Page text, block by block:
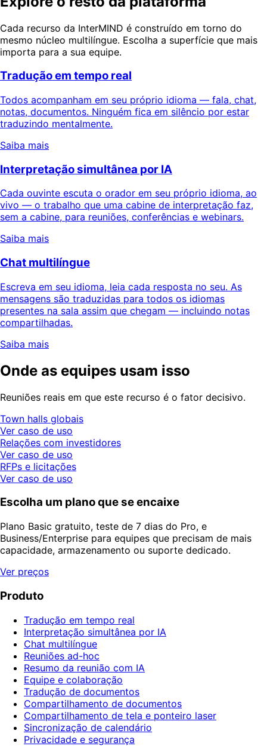
Cada recurso da InterMIND é construído em torno do
mesmo núcleo multilíngue. Escolha a superfície que mais
importa para a sua equipe.
Tradução em tempo real
Todos acompanham em seu próprio idioma — fala, chat,
notas, documentos. Ninguém fica em silêncio por estar
traduzindo mentalmente.
Saiba mais
Interpretação simultânea por IA
Cada ouvinte escuta o orador em seu próprio idioma, ao
vivo — o trabalho que uma cabine de interpretação faz,
sem a cabine, para reuniões, conferências e webinars.
Saiba mais
Chat multilíngue
Escreva em seu idioma, leia cada resposta no seu. As
mensagens são traduzidas para todos os idiomas
presentes na sala assim que chegam — incluindo notas
compartilhadas.
Saiba mais
Onde as equipes usam isso
Reuniões reais em que este recurso é o fator decisivo.
Town halls globais
Ver caso de uso
Relações com investidores
Ver caso de uso
RFPs e licitações
Ver caso de uso
Escolha um plano que se encaixe
Plano Basic gratuito, teste de 7 dias do Pro, e
Business/Enterprise para equipes que precisam de mais
capacidade, armazenamento ou suporte dedicado.
Ver preços
Produto
Tradução em tempo real
Interpretação simultânea por IA
Chat multilíngue
Reuniões ad-hoc
Resumo da reunião com IA
Equipe e colaboração
Tradução de documentos
Compartilhamento de documentos
Compartilhamento de tela e ponteiro laser
Sincronização de calendário
Privacidade e segurança